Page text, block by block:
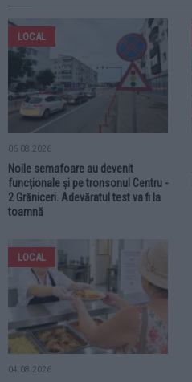
LOCAL
06.08.2026
Noile semafoare au devenit
funcționale și pe tronsonul Centru -
2 Grăniceri. Adevăratul test va fi la
toamnă
LOCAL
04.08.2026